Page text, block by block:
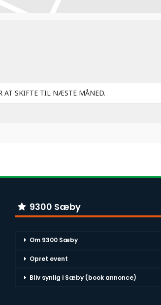
AT SKIFTE TIL NÆSTE MÅNED.
9300 Sæby
Om 9300 Sæby
Opret event
Bliv synlig i Sæby (book annonce)